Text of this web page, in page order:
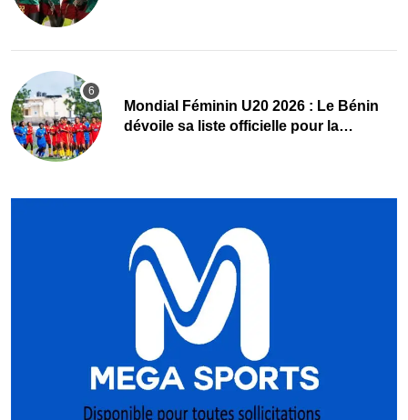
Mondial Féminin U20 2026 : Le Bénin
dévoile sa liste officielle pour la